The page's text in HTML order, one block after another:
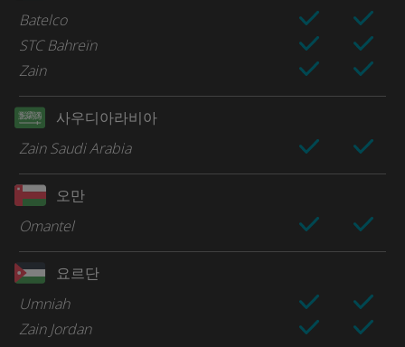
Batelco
STC Bahreïn
Zain
사우디아라비아
Zain Saudi Arabia
오만
Omantel
요르단
Umniah
Zain Jordan